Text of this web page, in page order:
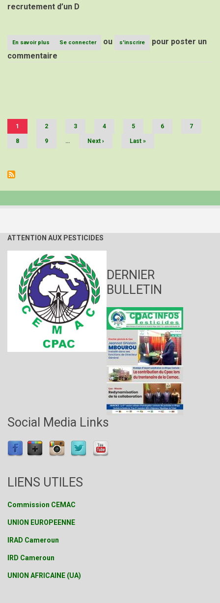
recrutement d’un D
En savoir plus
AVIS
D’APPEL
DIRECTEUR
ADMINISTRATIF
Se connecter ou s'inscrire
pour poster un
commentaire
Page
1 Page
2 Page
3 Page
4 Page
5 Page
6 Page
7
Page
8 Page
9 …
Page
Next ›
Dernière
Last »
ATTENTION AUX PESTICIDES
DERNIER
BULLETIN
Social Media Links
LIENS UTILES
Commission CEMAC
UNION EUROPEENNE
IRAD Cameroun
IRD Cameroun
UNION AFRICAINE (UA)